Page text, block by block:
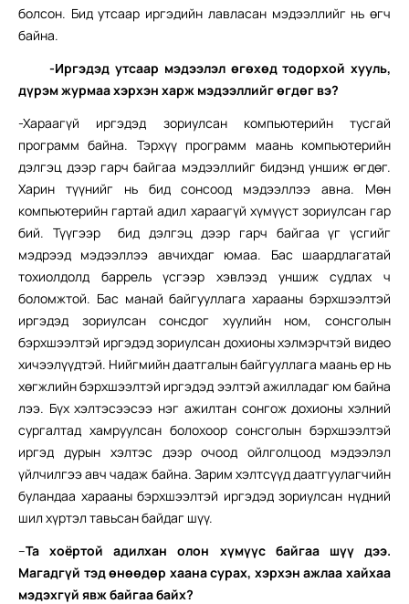
болсон. Бид утсаар иргэдийн лавласан мэдээллийг нь өгч
байна.
-Иргэдэд утсаар мэдээлэл өгөхөд тодорхой хууль,
дүрэм журмаа хэрхэн харж мэдээллийг өгдөг вэ?
-Хараагүй иргэдэд зориулсан компьютерийн тусгай
программ байна. Тэрхүү программ маань компьютерийн
дэлгэц дээр гарч байгаа мэдээллийг бидэнд уншиж өгдөг.
Харин түүнийг нь бид сонсоод мэдээллээ авна. Мөн
компьютерийн гартай адил хараагүй хүмүүст зориулсан гар
бий. Түүгээр бид дэлгэц дээр гарч байгаа үг үсгийг
мэдрээд мэдээллээ авчихдаг юмаа. Бас шаардлагатай
тохиолдолд баррель үсгээр хэвлээд уншиж судлах ч
боломжтой. Бас манай байгууллага харааны бэрхшээлтэй
иргэдэд зориулсан сонсдог хуулийн ном, сонсголын
бэрхшээлтэй иргэдэд зориулсан дохионы хэлмэрчтэй видео
хичээлүүдтэй. Нийгмийн даатгалын байгууллага маань ер нь
хөгжлийн бэрхшээлтэй иргэдэд ээлтэй ажилладаг юм байна
лээ. Бүх хэлтэсээсээ нэг ажилтан сонгож дохионы хэлний
сургалтад хамруулсан болохоор сонсголын бэрхшээлтэй
иргэд дурын хэлтэс дээр очоод ойлголцоод мэдээлэл
үйлчилгээ авч чадаж байна. Зарим хэлтсүүд даатгуулагчийн
буландаа харааны бэрхшээлтэй иргэдэд зориулсан нүдний
шил хүртэл тавьсан байдаг шүү.
–Та хоёртой адилхан олон хүмүүс байгаа шүү дээ.
Магадгүй тэд өнөөдөр хаана сурах, хэрхэн ажлаа хайхаа
мэдэхгүй явж байгаа байх?